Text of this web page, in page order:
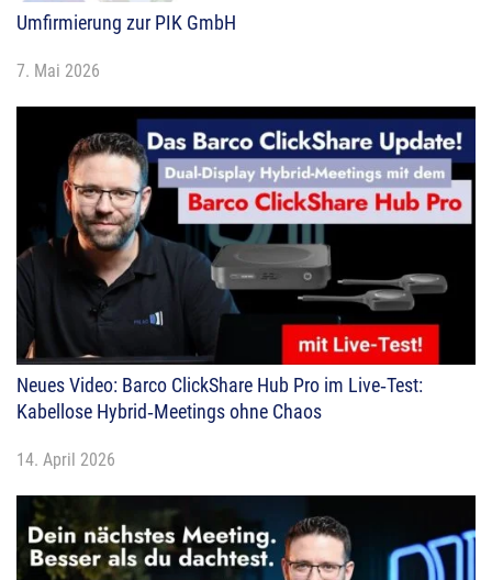
Umfirmierung zur PIK GmbH
7. Mai 2026
Neues Video: Barco ClickShare Hub Pro im Live‑Test:
Kabellose Hybrid‑Meetings ohne Chaos
14. April 2026